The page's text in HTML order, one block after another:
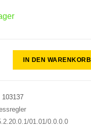
IN DEN WARENKORB
103137
01.01/0.0.0.0